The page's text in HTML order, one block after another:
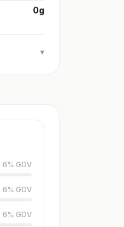
0g
▾
6% GDV
6% GDV
6% GDV